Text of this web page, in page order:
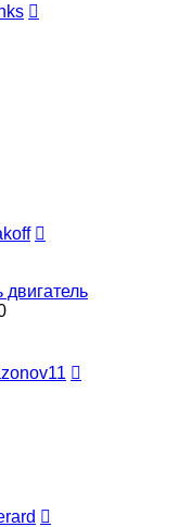
двигатель